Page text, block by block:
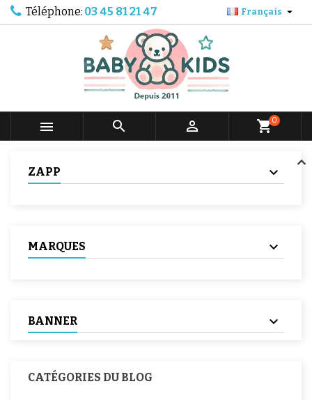
Téléphone: 03 45 81 21 47 Français 
   shopping_cart0
ZAPP
MARQUES
BANNER
CATÉGORIES DU BLOG